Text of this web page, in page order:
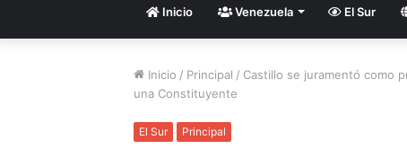
Inicio Venezuela El Sur
Inicio / Principal / Castillo se juramentó como
una Constituyente
El Sur Principal